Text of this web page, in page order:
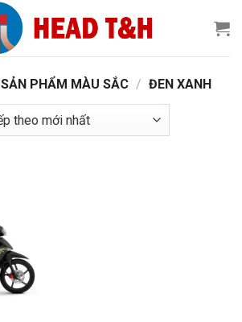
SẢN PHẨM MÀU SẮC / ĐEN XANH